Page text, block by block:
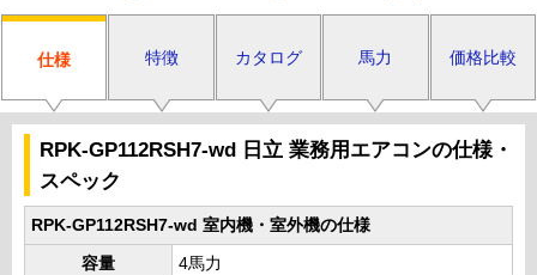
仕様 特徴 カタログ 馬力 価格比較
RPK-GP112RSH7-wd 日立 業務用エアコンの仕様・
スペック
RPK-GP112RSH7-wd 室内機・室外機の仕様
容量 4馬力